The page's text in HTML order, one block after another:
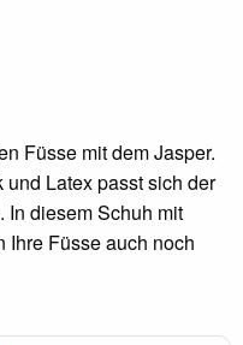
Füsse mit dem Jasper.
Latex passt sich der
In diesem Schuh mit
Ihre Füsse auch noch